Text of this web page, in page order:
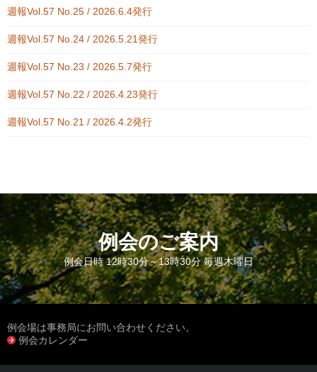
週報Vol.57 No.25 / 2026.6.4発行
週報Vol.57 No.24 / 2026.5.21発行
週報Vol.57 No.23 / 2026.5.7発行
週報Vol.57 No.22 / 2026.4.23発行
週報Vol.57 No.21 / 2026.4.2発行
例会のご案内
例会日時 12時30分～13時30分 毎週木曜日
例会場は事務局にお問い合わせください。
例会カレンダー